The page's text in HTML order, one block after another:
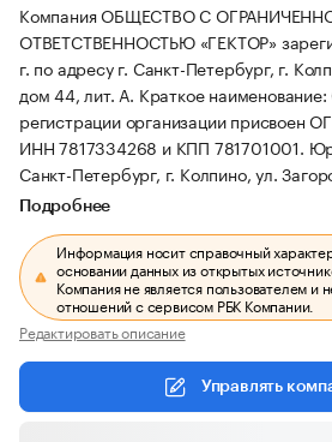
Компания ОБЩЕСТВО С
ОТВЕТСТВЕННОСТЬЮ «ГЕКТОР»
г. по адресу г. Санкт-Петербург, г.
дом 44, лит. А. Краткое
регистрации организации присвоен
ИНН 7817334268 и КПП 781701001.
Санкт-Петербург, г. Колпино, ул.
Подробнее
Информация носит справочный
основании данных из открытых
Компания не является пользователем и
отношений с сервисом РБК Компании.
Редактировать описание
Управлять